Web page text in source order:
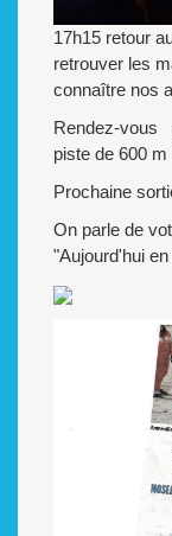
17h15 retour
retrouver les
connaître nos
Rendez-
piste de 600
Prochaine
On parle de
"Aujourd'hui